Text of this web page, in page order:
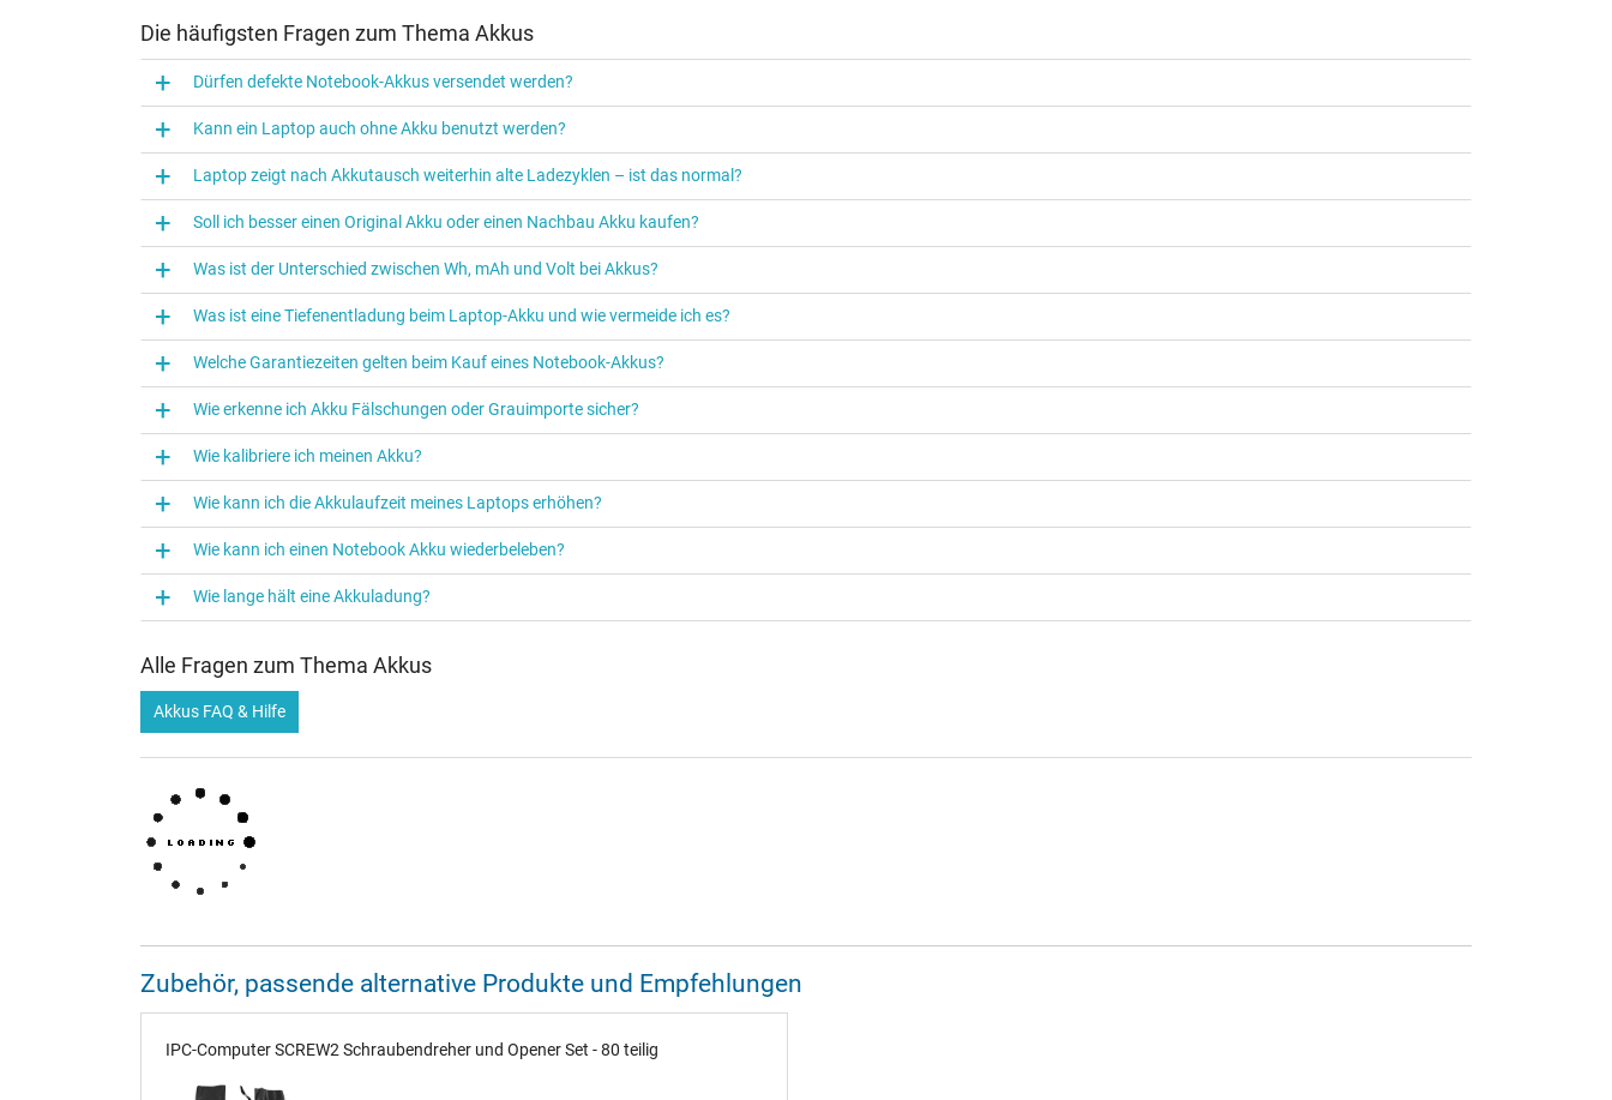
Die häufigsten Fragen zum Thema Akkus
Dürfen defekte Notebook-Akkus versendet werden?
Kann ein Laptop auch ohne Akku benutzt werden?
Laptop zeigt nach Akkutausch weiterhin alte Ladezyklen – ist das normal?
Soll ich besser einen Original Akku oder einen Nachbau Akku kaufen?
Was ist der Unterschied zwischen Wh, mAh und Volt bei Akkus?
Was ist eine Tiefenentladung beim Laptop‑Akku und wie vermeide ich es?
Welche Garantiezeiten gelten beim Kauf eines Notebook-Akkus?
Wie erkenne ich Akku Fälschungen oder Grauimporte sicher?
Wie kalibriere ich meinen Akku?
Wie kann ich die Akkulaufzeit meines Laptops erhöhen?
Wie kann ich einen Notebook Akku wiederbeleben?
Wie lange hält eine Akkuladung?
Alle Fragen zum Thema Akkus
Akkus FAQ & Hilfe
Zubehör, passende alternative Produkte und Empfehlungen
IPC-Computer SCREW2 Schraubendreher und Opener Set - 80 teilig